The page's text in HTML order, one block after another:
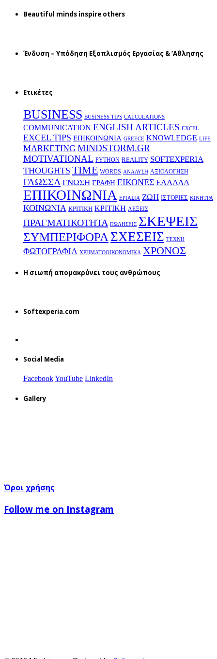
Beautiful minds inspire others
Ένδυση – Υπόδηση Εξοπλισμός Εργασίας & ‘Aθλησης
Ετικέτες
BUSINESS BUSINESS TIPS CALCULATIONS
COMMUNICATION ENGLISH ARTICLES EXCEL
EXCEL TIPS EΠΙΚΟΙΝΩΝΙΑ GREECE KNOWLEDGE LIFE
MARKETING MINDSTORM.GR
MOTIVATIONAL PYTHON REALITY SOFTEXPERIA
THOUGHTS TIME WORDS ΑΝΑΛΥΣΗ ΑΞΙΟΛΟΓΗΣΗ
ΓΛΩΣΣΑ ΓΝΩΣΗ ΓΡΑΦΗ ΕΙΚΟΝΕΣ ΕΛΛΑΔΑ
ΕΠΙΚΟΙΝΩΝΙΑ ΕΡΓΑΣΙΑ ΖΩΗ ΙΣΤΟΡΙΕΣ ΚΙΝΗΤΡΑ
ΚΟΙΝΩΝΙΑ ΚΡΙΤΙΚΗ ΚΡΙΤΙΚΗ ΛΕΞΕΙΣ
ΠΡΑΓΜΑΤΙΚΟΤΗΤΑ ΠΩΛΗΣΕΙΣ ΣΚΕΨΕΙΣ
ΣΥΜΠΕΡΙΦΟΡΑΣΧΕΣΕΙΣ ΤΕΧΝΗ
ΦΩΤΟΓΡΑΦΙΑ ΧΡΗΜΑΤΟΟΙΚΟΝΟΜΙΚΑ ΧΡΟΝΟΣ
H σιωπή απομακρύνει τους ανθρώπους
Softexperia.com
Social Media
FacebookYouTube LinkedIn
Gallery
Όροι χρήσης
Follow me on Instagram